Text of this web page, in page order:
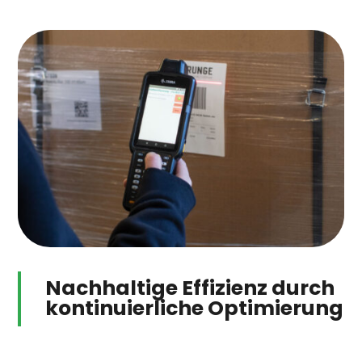
Nachhaltige Effizienz durch
kontinuierliche Optimierung